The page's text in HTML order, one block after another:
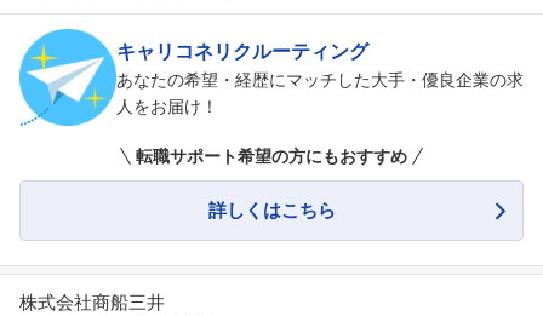
キャリコネリクルーティング
あなたの希望・経歴にマッチした大手・優良企業の求
人をお届け！
転職サポート希望の方にもおすすめ
詳しくはこちら
株式会社商船三井